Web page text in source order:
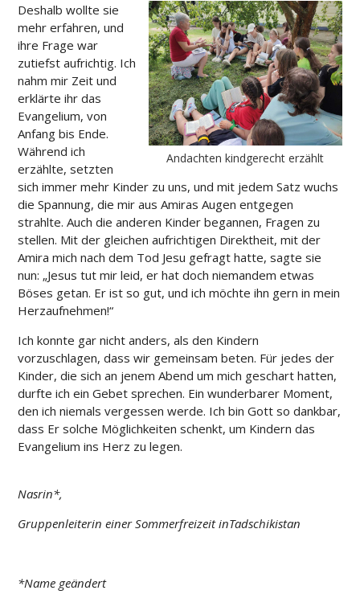
Andachten kindgerecht erzählt
Deshalb wollte sie
mehr erfahren, und
ihre Frage war
zutiefst aufrichtig. Ich
nahm mir Zeit und
erklärte ihr das
Evangelium, von
Anfang bis Ende.
Während ich
erzählte, setzten
sich immer mehr Kinder zu uns, und mit jedem Satz wuchs
die Spannung, die mir aus Amiras Augen entgegen
strahlte. Auch die anderen Kinder begannen, Fragen zu
stellen. Mit der gleichen aufrichtigen Direktheit, mit der
Amira mich nach dem Tod Jesu gefragt hatte, sagte sie
nun: „Jesus tut mir leid, er hat doch niemandem etwas
Böses getan. Er ist so gut, und ich möchte ihn gern in mein
Herzaufnehmen!“
Ich konnte gar nicht anders, als den Kindern
vorzuschlagen, dass wir gemeinsam beten. Für jedes der
Kinder, die sich an jenem Abend um mich geschart hatten,
durfte ich ein Gebet sprechen. Ein wunderbarer Moment,
den ich niemals vergessen werde. Ich bin Gott so dankbar,
dass Er solche Möglichkeiten schenkt, um Kindern das
Evangelium ins Herz zu legen.
Nasrin*,
Gruppenleiterin einer Sommerfreizeit inTadschikistan
*Name geändert